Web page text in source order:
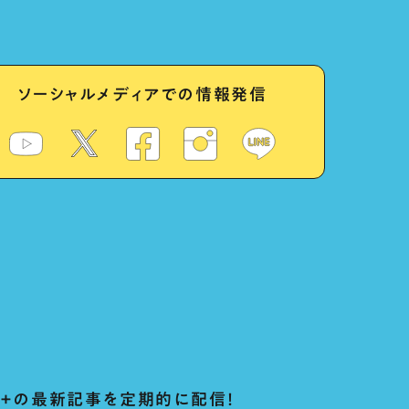
ソーシャルメディアでの情報発信
の最新記事を定期的に配信！